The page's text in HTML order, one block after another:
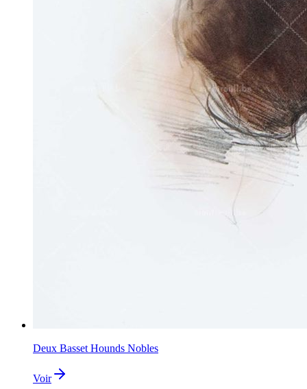
Deux Basset Hounds Nobles
Voir